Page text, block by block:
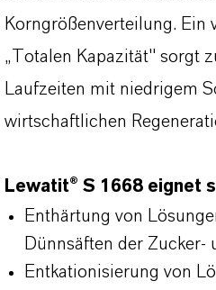
Korngrößenverteilung. Ein
„Totalen Kapazität" sorgt
Laufzeiten mit niedrigem
wirtschaftlichen
Lewatit® S 1668 eignet
Enthärtung von
Dünnsäften der Zucker-
Entkationisierung von